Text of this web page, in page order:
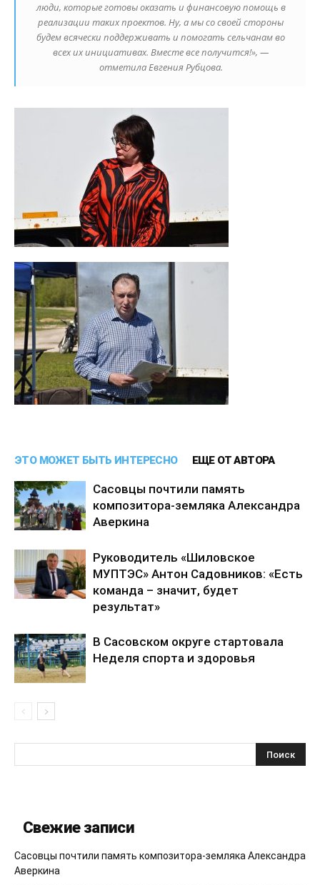
люди, которые готовы оказать и финансовую помощь в
реализации таких проектов. Ну, а мы со своей стороны
будем всячески поддерживать и помогать сельчанам во
всех их инициативах. Вместе все получится!», —
отметила Евгения Рубцова.
ЭТО МОЖЕТ БЫТЬ ИНТЕРЕСНО ЕЩЕ ОТ АВТОРА
Сасовцы почтили память
композитора-земляка Александра
Аверкина
Руководитель «Шиловское
МУПТЭС» Антон Садовников: «Есть
команда – значит, будет
результат»
В Сасовском округе стартовала
Неделя спорта и здоровья
Свежие записи
Сасовцы почтили память композитора-земляка Александра
Аверкина